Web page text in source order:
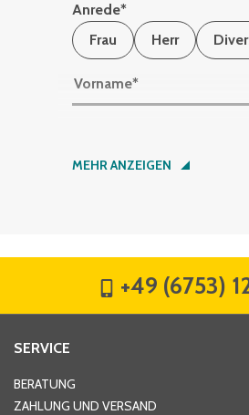
Anrede*
Frau
Herr
Vorname*
Nachname*
Hausnummer
MEHR ANZEIGEN
+49 (6753)
SERVICE
BERATUNG
ZAHLUNG UND VERSAND